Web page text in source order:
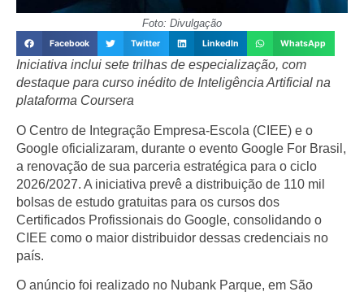
Foto: Divulgação
Facebook Twitter LinkedIn WhatsApp
Iniciativa inclui sete trilhas de especialização, com
destaque para curso inédito de Inteligência Artificial na
plataforma Coursera
O Centro de Integração Empresa-Escola (CIEE) e o
Google oficializaram, durante o evento Google For Brasil ,
a renovação de sua parceria estratégica para o ciclo
2026/2027. A iniciativa prevê a distribuição de 110 mil
bolsas de estudo gratuitas para os cursos dos
Certificados Profissionais do Google, consolidando o
CIEE como o maior distribuidor dessas credenciais no
país.
O anúncio foi realizado no Nubank Parque, em São